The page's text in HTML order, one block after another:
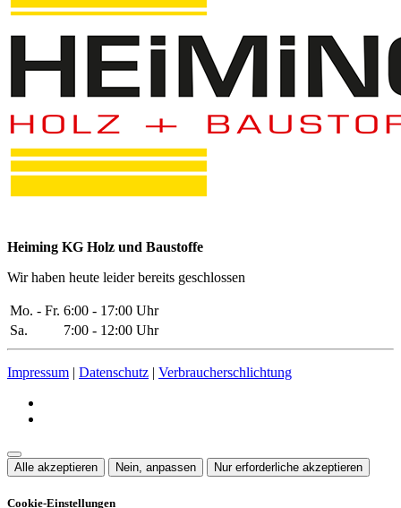
Heiming KG Holz und Baustoffe
Wir haben heute leider bereits geschlossen
Mo. - Fr. 6:00 - 17:00 Uhr
Sa.
7:00 - 12:00 Uhr
Impressum | Datenschutz | Verbraucherschlichtung
Alle akzeptieren Nein, anpassen Nur erforderliche akzeptieren
Cookie-Einstellungen